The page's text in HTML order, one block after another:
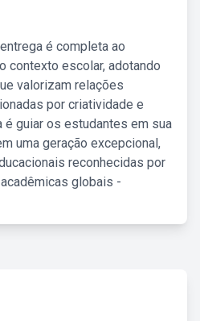
é completa ao
contexto escolar, adotando
valorizam relações
por criatividade e
é guiar os estudantes em sua
uma geração excepcional,
reconhecidas por
globais -